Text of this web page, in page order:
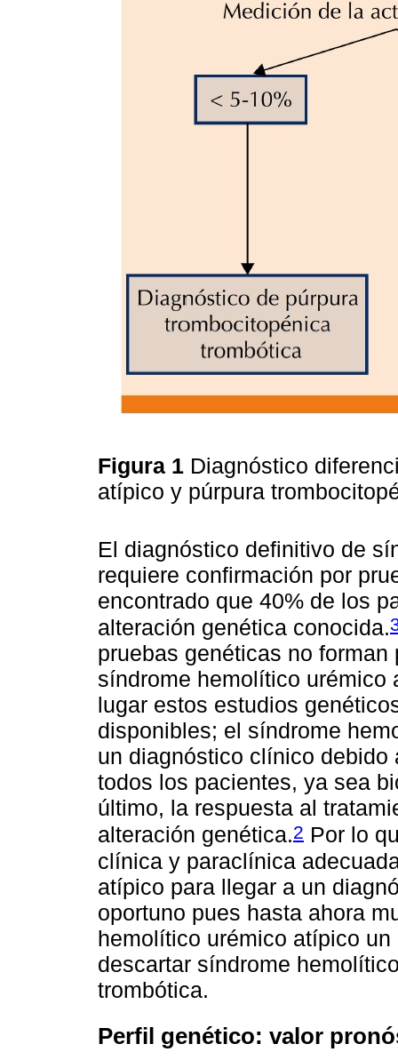
Figura 1 Diagnóstico
atípico y púrpura
El diagnóstico definitivo de
requiere confirmación por
encontrado que 40% de los
alteración genética conocida.
pruebas genéticas no
síndrome hemolítico urémico
lugar estos estudios
disponibles; el síndrome
un diagnóstico clínico
todos los pacientes, ya sea
último, la respuesta al
alteración genética.2 Por lo
clínica y paraclínica
atípico para llegar a un
oportuno pues hasta ahora
hemolítico urémico atípico
descartar síndrome
trombótica.
Perfil genético: valor